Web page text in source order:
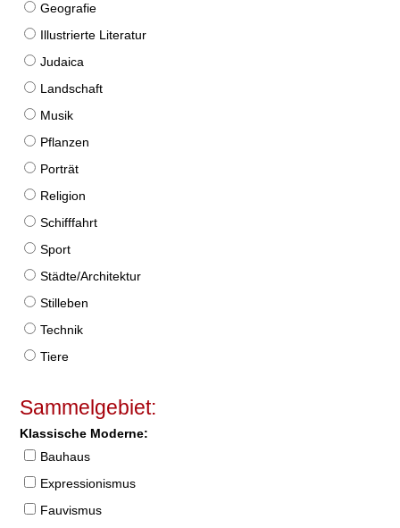
Geografie
Illustrierte Literatur
Judaica
Landschaft
Musik
Pflanzen
Porträt
Religion
Schifffahrt
Sport
Städte/Architektur
Stilleben
Technik
Tiere
Sammelgebiet:
Klassische Moderne:
Bauhaus
Expressionismus
Fauvismus